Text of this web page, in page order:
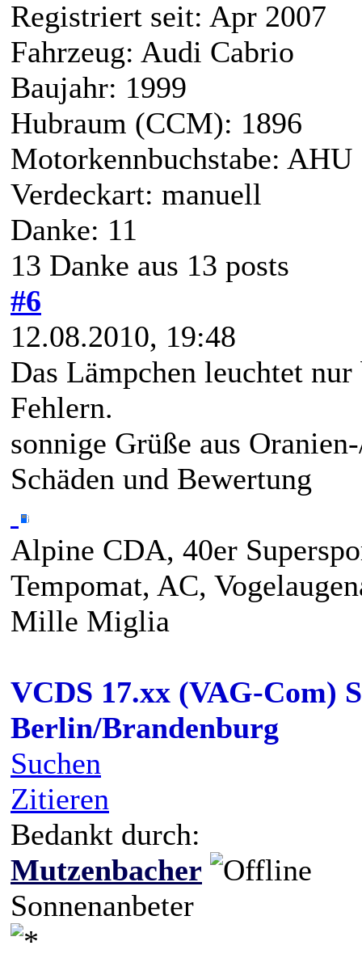
Registriert seit: Apr 2007
Fahrzeug: Audi Cabrio
Baujahr: 1999
Hubraum (CCM): 1896
Motorkennbuchstabe: AHU
Verdeckart: manuell
Danke: 11
13 Danke aus 13 posts
#6
12.08.2010, 19:48
Das Lämpchen leuchtet
Fehlern.
sonnige Grüße aus
Schäden und Bewertung
Alpine CDA, 40er
Tempomat, AC,
Mille Miglia
VCDS 17.xx (VAG-Com)
Berlin/Brandenburg
Suchen
Zitieren
Bedankt durch:
Mutzenbacher
Sonnenanbeter